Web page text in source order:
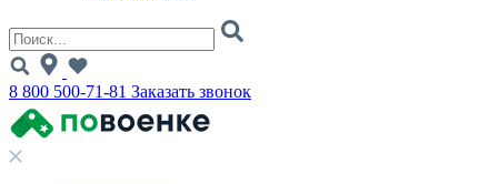
8 800 500-71-81 Заказать звонок